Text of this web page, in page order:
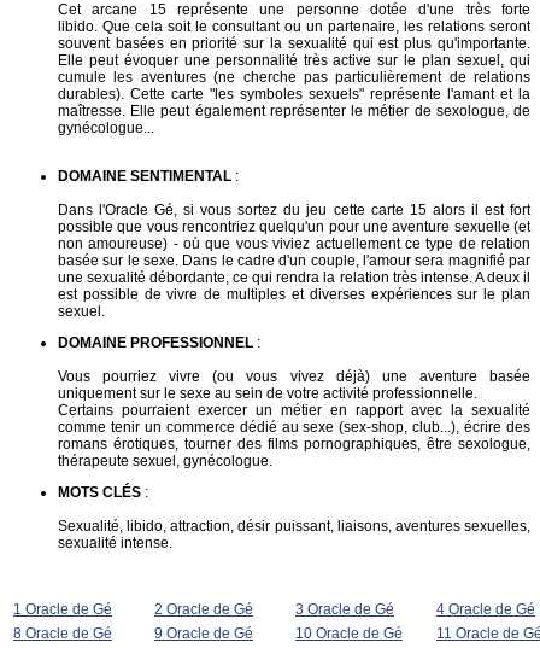
Cet arcane 15 représente une personne dotée d'une très forte
libido. Que cela soit le consultant ou un partenaire, les relations seront
souvent basées en priorité sur la sexualité qui est plus qu'importante.
Elle peut évoquer une personnalité très active sur le plan sexuel, qui
cumule les aventures (ne cherche pas particulièrement de relations
durables). Cette carte "les symboles sexuels" représente l'amant et la
maîtresse. Elle peut également représenter le métier de sexologue, de
gynécologue...
DOMAINE SENTIMENTAL :
Dans l'Oracle Gé, si vous sortez du jeu cette carte 15 alors il est fort
possible que vous rencontriez quelqu'un pour une aventure sexuelle (et
non amoureuse) - où que vous viviez actuellement ce type de relation
basée sur le sexe. Dans le cadre d'un couple, l'amour sera magnifié par
une sexualité débordante, ce qui rendra la relation très intense. A deux il
est possible de vivre de multiples et diverses expériences sur le plan
sexuel.
DOMAINE PROFESSIONNEL :
Vous pourriez vivre (ou vous vivez déjà) une aventure basée
uniquement sur le sexe au sein de votre activité professionnelle.
Certains pourraient exercer un métier en rapport avec la sexualité
comme tenir un commerce dédié au sexe (sex-shop, club...), écrire des
romans érotiques, tourner des films pornographiques, être sexologue,
thérapeute sexuel, gynécologue.
MOTS CLÉS :
Sexualité, libido, attraction, désir puissant, liaisons, aventures sexuelles,
sexualité intense.
1 Oracle de Gé 2 Oracle de Gé 3 Oracle de Gé
4 Oracle de Gé
8 Oracle de Gé
9 Oracle de Gé 10 Oracle de Gé
11 Oracle de